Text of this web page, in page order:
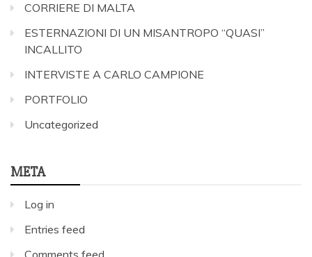
CORRIERE DI MALTA
ESTERNAZIONI DI UN MISANTROPO “QUASI”
INCALLITO
INTERVISTE A CARLO CAMPIONE
PORTFOLIO
Uncategorized
META
Log in
Entries feed